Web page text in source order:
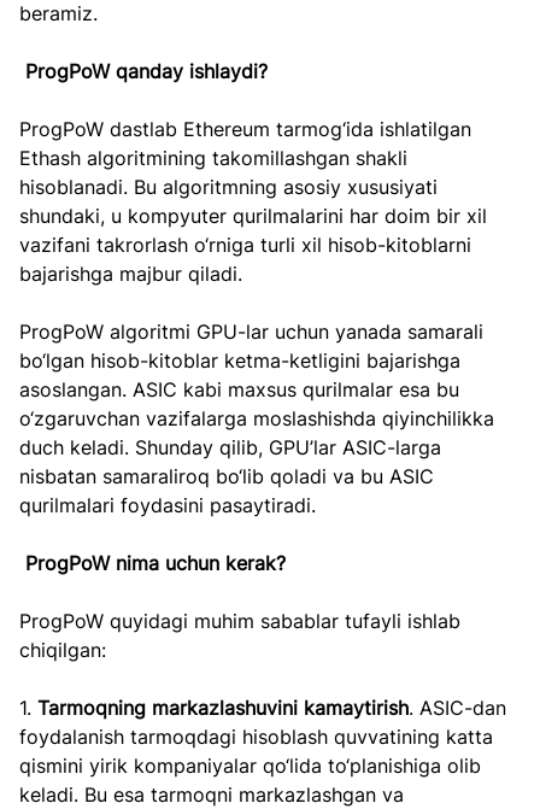
beramiz.
ProgPoW qanday ishlaydi?
ProgPoW dastlab Ethereum tarmog‘ida ishlatilgan
Ethash algoritmining takomillashgan shakli
hisoblanadi. Bu algoritmning asosiy xususiyati
shundaki, u kompyuter qurilmalarini har doim bir xil
vazifani takrorlash o‘rniga turli xil hisob-kitoblarni
bajarishga majbur qiladi.
ProgPoW algoritmi GPU-lar uchun yanada samarali
bo‘lgan hisob-kitoblar ketma-ketligini bajarishga
asoslangan. ASIC kabi maxsus qurilmalar esa bu
o‘zgaruvchan vazifalarga moslashishda qiyinchilikka
duch keladi. Shunday qilib, GPU’lar ASIC-larga
nisbatan samaraliroq bo‘lib qoladi va bu ASIC
qurilmalari foydasini pasaytiradi.
ProgPoW nima uchun kerak?
ProgPoW quyidagi muhim sabablar tufayli ishlab
chiqilgan:
1. Tarmoqning markazlashuvini kamaytirish. ASIC-dan
foydalanish tarmoqdagi hisoblash quvvatining katta
qismini yirik kompaniyalar qo‘lida to‘planishiga olib
keladi. Bu esa tarmoqni markazlashgan va